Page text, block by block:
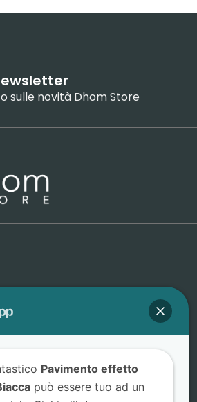
sulle novità Dhom Store
Pavimento effetto
può essere tuo ad un